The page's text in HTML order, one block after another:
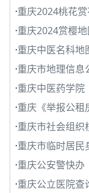
·重庆2024桃花
·重庆2024赏樱地
·重庆中医名科地
·重庆市地理信息
·重庆中医药学院
·重庆《举报公租
·重庆市社会组织
·重庆市临时居民
·重庆公安警快办
·重庆公立医院查